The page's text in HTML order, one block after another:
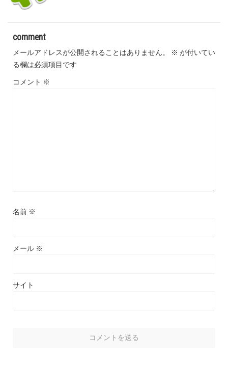
comment
メールアドレスが公開されることはありません。 ※ が付いてい
る欄は必須項目です
コメント ※
名前 ※
メール ※
サイト